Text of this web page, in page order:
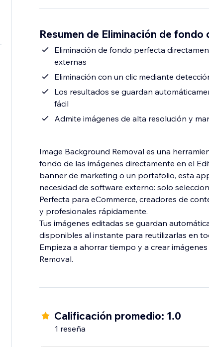
Resumen de Eliminación de fondo
Eliminación de fondo perfecta
externas
Eliminación con un clic mediante
Los resultados se guardan
fácil
Admite imágenes de alta resolución y
Image Background Removal es una
fondo de las imágenes directamente en el
banner de marketing o un portafolio, esta
necesidad de software externo: solo
Perfecta para eCommerce, creadores de
y profesionales rápidamente.
Tus imágenes editadas se guardan
disponibles al instante para reutilizarlas en
Empieza a ahorrar tiempo y a crear
Removal.
Calificación promedio: 1.0
1 reseña